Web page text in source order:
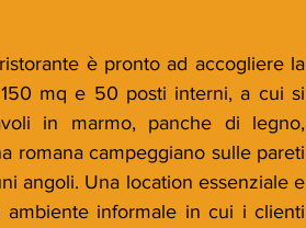
è pronto ad accogliere la
mq e 50 posti interni, a cui si
in marmo, panche di legno,
romana campeggiano sulle pareti
angoli. Una location essenziale e
informale in cui i clienti